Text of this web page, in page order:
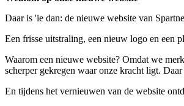
Daar is 'ie dan: de nieuwe website van
Een frisse uitstraling, een nieuw logo en een
Waarom een nieuwe website? Omdat we
scherper gekregen waar onze kracht ligt.
En tijdens het vernieuwen van de website